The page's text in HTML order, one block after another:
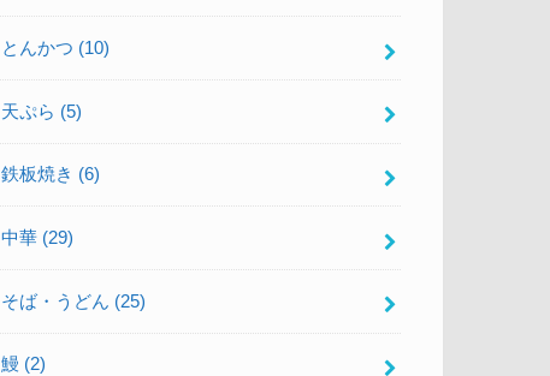
とんかつ (10)
天ぷら (5)
鉄板焼き (6)
中華 (29)
そば・うどん (25)
鰻 (2)